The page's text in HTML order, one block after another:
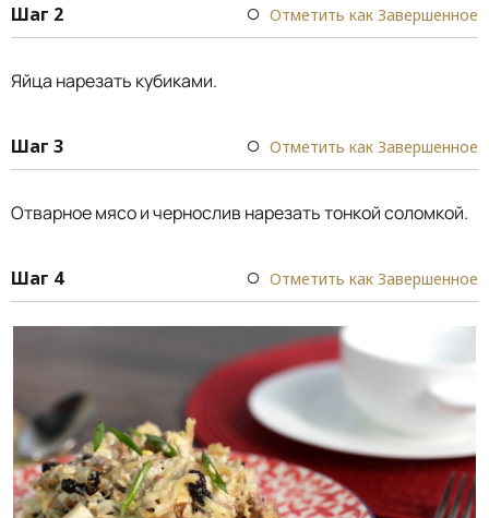
Шаг 2 Отметить как Завершенное
Яйца нарезать кубиками.
Шаг 3 Отметить как Завершенное
Отварное мясо и чернослив нарезать тонкой соломкой.
Шаг 4 Отметить как Завершенное